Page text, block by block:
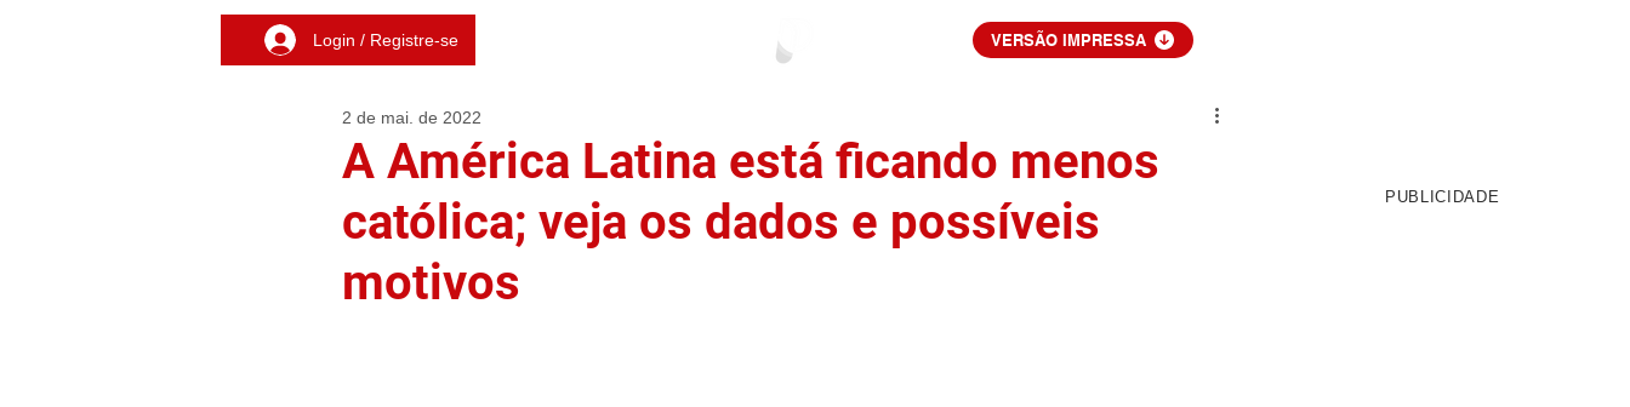
Login / Registre-se VERSÃO IMPRESSA
A América Latina está ficando menos
católica; veja os dados e possíveis
motivos
2 de mai. de 2022
PUBLICIDADE